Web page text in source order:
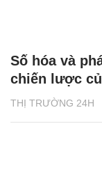
THỊ TRƯỜNG 24H
Số hóa và
chiến lược